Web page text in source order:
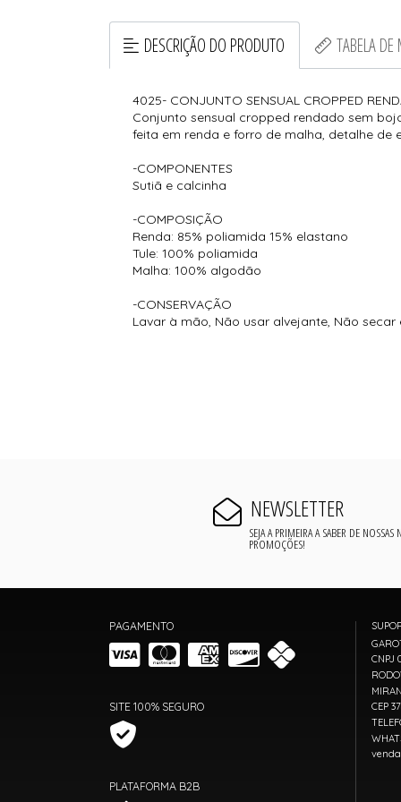
DESCRIÇÃO DO PRODUTO TABELA DE
4025- CONJUNTO SENSUAL CROPPED
Conjunto sensual cropped rendado sem
feita em renda e forro de malha, detalhe de
-COMPONENTES
Sutiã e calcinha
-COMPOSIÇÃO
Renda: 85% poliamida 15% elastano
Tule: 100% poliamida
Malha: 100% algodão
-CONSERVAÇÃO
Lavar à mão, Não usar alvejante, Não
NEWSLETTER
SEJA A PRIMEIRA A SABER DE NOSSAS
PROMOÇÕES!
PAGAMENTO
SITE 100% SEGURO
PLATAFORMA B2B
CNPJ
CEP